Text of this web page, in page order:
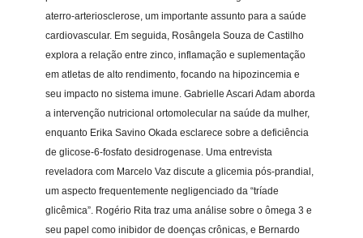
o
l
e
c
u
l
a
r
–
E
d
aterro-arteriosclerose, um importante assunto para a saúde
cardiovascular. Em seguida, Rosângela Souza de Castilho
explora a relação entre zinco, inflamação e suplementação
em atletas de alto rendimento, focando na hipozincemia e
seu impacto no sistema imune. Gabrielle Ascari Adam aborda
a intervenção nutricional ortomolecular na saúde da mulher,
enquanto Erika Savino Okada esclarece sobre a deficiência
de glicose-6-fosfato desidrogenase. Uma entrevista
reveladora com Marcelo Vaz discute a glicemia pós-prandial,
um aspecto frequentemente negligenciado da “tríade
glicêmica”. Rogério Rita traz uma análise sobre o ômega 3 e
seu papel como inibidor de doenças crônicas, e Bernardo